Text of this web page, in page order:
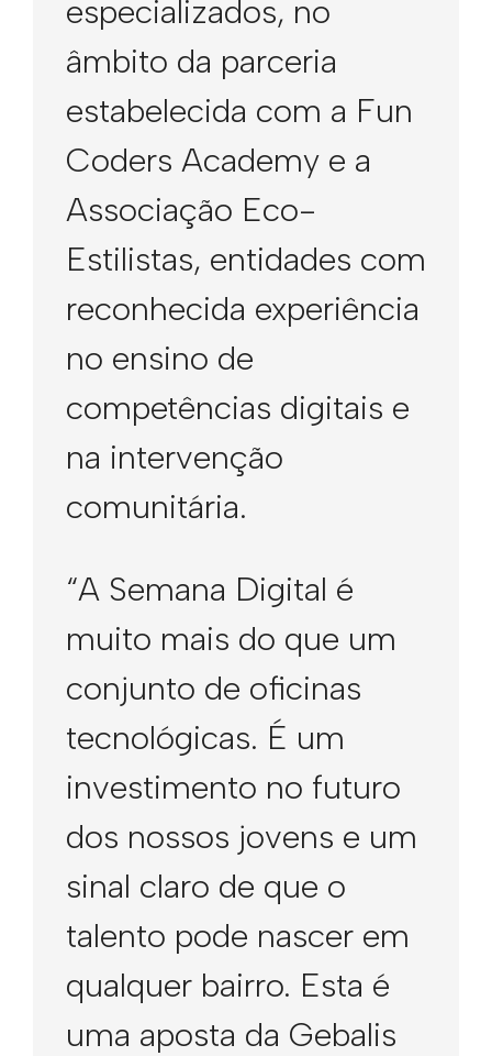
especializados, no
âmbito da parceria
estabelecida com a Fun
Coders Academy e a
Associação Eco-
Estilistas, entidades com
reconhecida experiência
no ensino de
competências digitais e
na intervenção
comunitária.
“A Semana Digital é
muito mais do que um
conjunto de oficinas
tecnológicas. É um
investimento no futuro
dos nossos jovens e um
sinal claro de que o
talento pode nascer em
qualquer bairro. Esta é
uma aposta da Gebalis